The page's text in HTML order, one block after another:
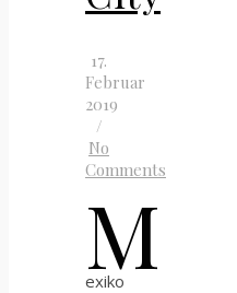
17.
Februar
2019
/
No
Comments
M
exiko